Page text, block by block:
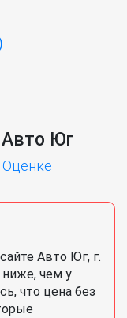
Авто Юг
Оценке
Авто Юг, г.
ниже, чем у
что цена без